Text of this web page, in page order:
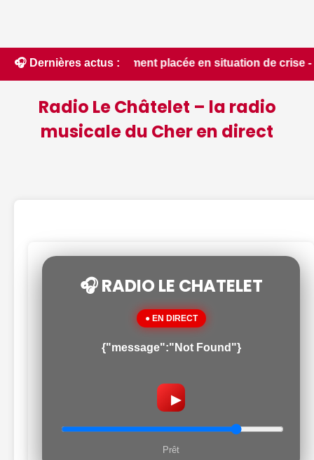
🎧 Dernières actus :
placée en situation de crise - Le Berry
Radio Le Châtelet – la radio
musicale du Cher en direct
🎧 RADIO LE CHATELET
● EN DIRECT
{"message":"Not Found"}
▶
Prêt